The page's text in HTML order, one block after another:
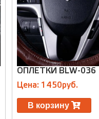
ОПЛЕТКИ BLW-036
Цена: 1450руб.
В корзину